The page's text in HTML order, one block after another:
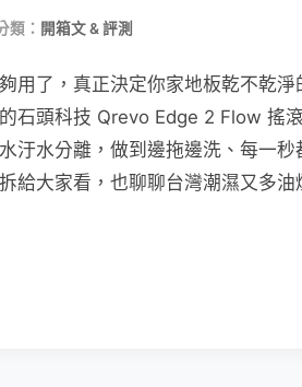
類： 開箱文 & 評測
用了，真正決定你家地板乾不乾
石頭科技 Qrevo Edge 2 Flow 搖
汙水分離，做到邊拖邊洗、每一
給大家看，也聊聊台灣潮濕又多